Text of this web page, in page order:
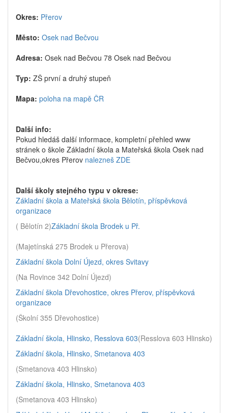
Okres: Přerov
Město: Osek nad Bečvou
Adresa: Osek nad Bečvou 78 Osek nad Bečvou
Typ: ZŠ první a druhý stupeň
Mapa: poloha na mapě ČR
Další info:
Pokud hledáš další informace, kompletní přehled www
stránek o škole Základní škola a Mateřská škola Osek nad
Bečvou,okres Přerov nalezneš ZDE
Další školy stejného typu v okrese:
Základní škola a Mateřská škola Bělotín, příspěvková
organizace
( Bělotín 2)Základní škola Brodek u Př.
(Majetínská 275 Brodek u Přerova)
Základní škola Dolní Újezd, okres Svitavy
(Na Rovince 342 Dolní Újezd)
Základní škola Dřevohostice, okres Přerov, příspěvková
organizace
(Školní 355 Dřevohostice)
Základní škola, Hlinsko, Resslova 603(Resslova 603 Hlinsko)
Základní škola, Hlinsko, Smetanova 403
(Smetanova 403 Hlinsko)
Základní škola, Hlinsko, Smetanova 403
(Smetanova 403 Hlinsko)